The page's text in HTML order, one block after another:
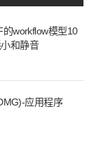
workflow模型10
和静音
应用程序